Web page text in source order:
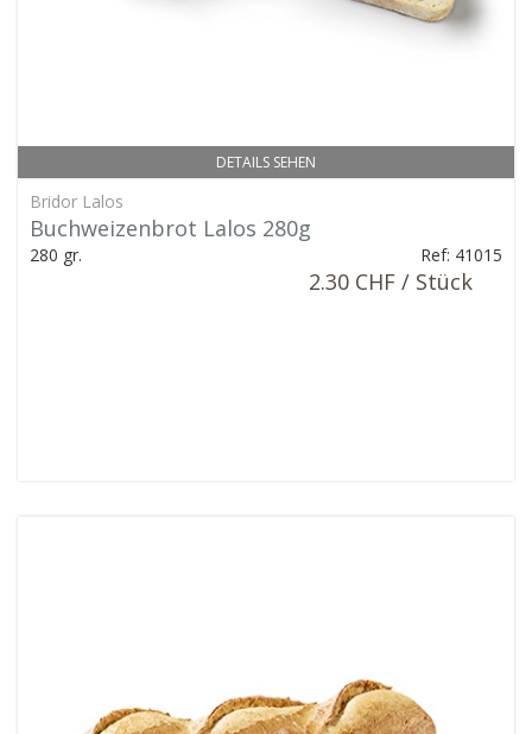
DETAILS SEHEN
Bridor Lalos
Buchweizenbrot Lalos 280g
280 gr. Ref: 41015
2.30 CHF / Stück